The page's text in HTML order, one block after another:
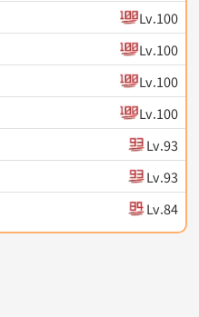
Lv.100
Lv.100
Lv.100
Lv.100
Lv.93
Lv.93
Lv.84